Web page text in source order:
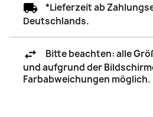
*Lieferzeit ab
Deutschlands.
Bitte beachten: alle
und aufgrund der
Farbabweichungen möglich.